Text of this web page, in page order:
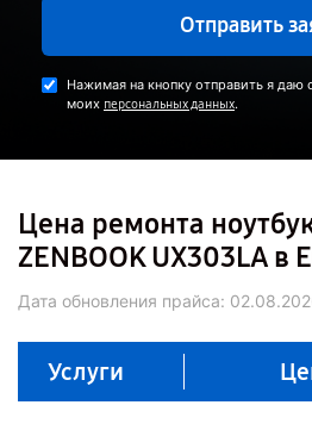
Отправить
Нажимая на кнопку отправить я даю
моих персональных данных.
Цена ремонта
ZENBOOK UX303LA в
Дата обновления прайса:
Услуги